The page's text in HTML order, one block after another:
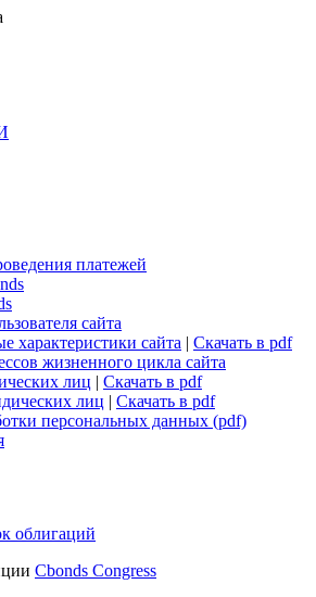
платежей
сайта
характеристики сайта | Скачать в pdf
жизненного цикла сайта
лиц | Скачать в pdf
лиц | Скачать в pdf
персональных данных (pdf)
облигаций
Cbonds Congress